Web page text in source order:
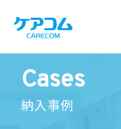
Cases
納入事例